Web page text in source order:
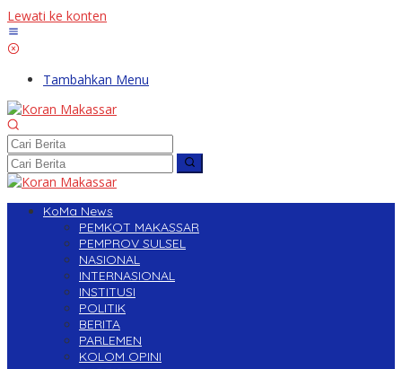
Lewati ke konten
Tambahkan Menu
KoMa News
PEMKOT MAKASSAR
PEMPROV SULSEL
NASIONAL
INTERNASIONAL
INSTITUSI
POLITIK
BERITA
PARLEMEN
KOLOM OPINI